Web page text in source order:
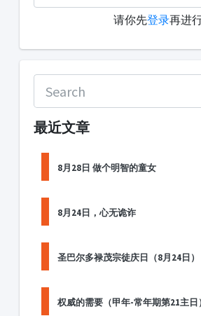
请你先登录再进
最近文章
8月28日 做个明智的童女
8月24日，心无诡诈
圣巴尔多禄茂宗徒庆日（8月24日）
权威的需要（甲年-常年期第21主日）